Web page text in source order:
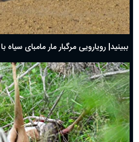
ببینید| رویارویی مرگبار مار مامبای سیاه